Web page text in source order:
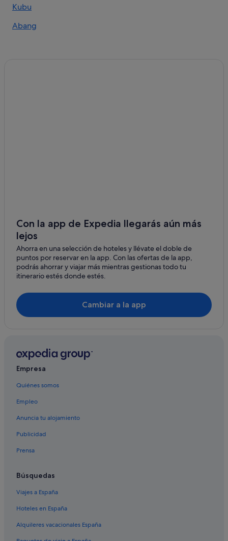
Dawan hoteles
Gianyar hoteles
Selat hoteles
Rendang hoteles
Candi Dasa hoteles
Sebatu hoteles
Tulamben hoteles
Kubu
Abang
Con la app de Expedia llegarás aún más
lejos
Ahorra en una selección de hoteles y llévate el doble de
puntos por reservar en la app. Con las ofertas de la app,
podrás ahorrar y viajar más mientras gestionas todo tu
itinerario estés donde estés.
Cambiar a la app
Empresa
Quiénes somos
Empleo
Anuncia tu alojamiento
Publicidad
Prensa
Búsquedas
Viajes a España
Hoteles en España
Alquileres vacacionales España